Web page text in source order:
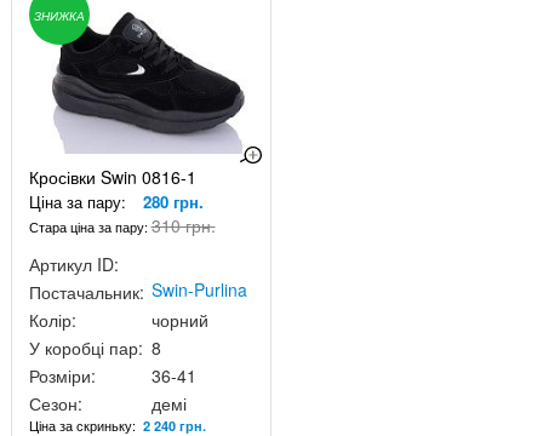
ЗНИЖКА
Кросівки Swin 0816-1
Ціна за пару: 280 грн.
Стара ціна за пару:310 грн.
Артикул ID:
Постачальник: Swin-Purlina
Колір:
чорний
У коробці пар: 8
Розміри:
36-41
Сезон:
демі
Ціна за скриньку: 2 240 грн.